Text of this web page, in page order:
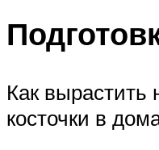
Как вырастить
косточки в